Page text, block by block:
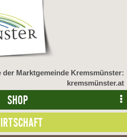
der Marktgemeinde Kremsmünster:
kremsmünster.at
SHOP